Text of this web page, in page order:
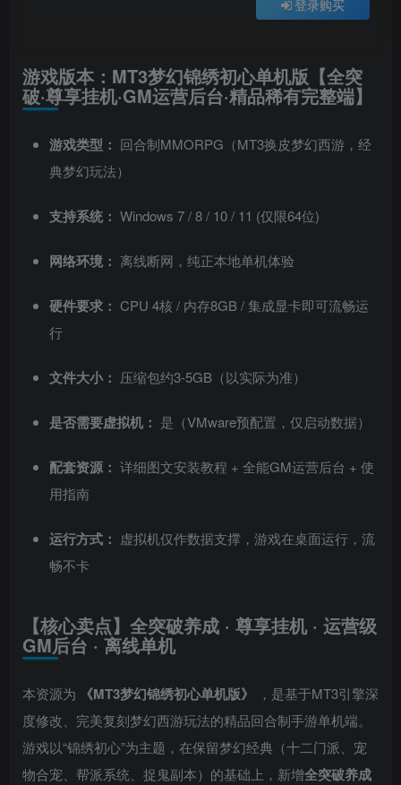
登录购买
游戏版本：MT3梦幻锦绣初心单机版【全突
破·尊享挂机·GM运营后台·精品稀有完整端】
游戏类型： 回合制MMORPG（MT3换皮梦幻西游，经
典梦幻玩法）
支持系统： Windows 7 / 8 / 10 / 11 (仅限64位)
网络环境： 离线断网，纯正本地单机体验
硬件要求： CPU 4核 / 内存8GB / 集成显卡即可流畅运
行
文件大小： 压缩包约3-5GB（以实际为准）
是否需要虚拟机： 是（VMware预配置，仅启动数据）
配套资源： 详细图文安装教程 + 全能GM运营后台 + 使
用指南
运行方式： 虚拟机仅作数据支撑，游戏在桌面运行，流
畅不卡
【核心卖点】全突破养成 · 尊享挂机 · 运营级
GM后台 · 离线单机
本资源为 《MT3梦幻锦绣初心单机版》
，是基于MT3引擎深
度修改、完美复刻梦幻西游玩法的精品回合制手游单机端。
游戏以“锦绣初心”为主题，在保留梦幻经典（十二门派、宠
物合宠、帮派系统、捉鬼副本）的基础上，新增全突破养成